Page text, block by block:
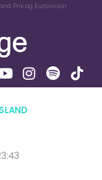
Prix og Eurovision